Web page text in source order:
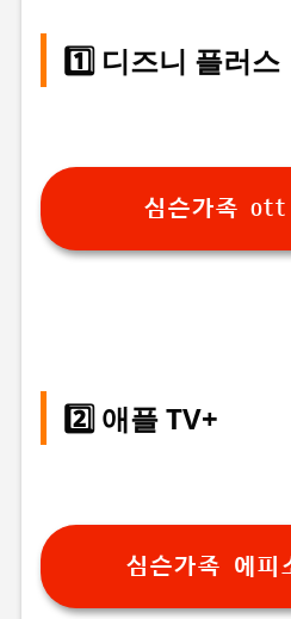
1️⃣ 디즈니 플러스
심슨가족 ott
2️⃣ 애플 TV+
심슨가족 에피